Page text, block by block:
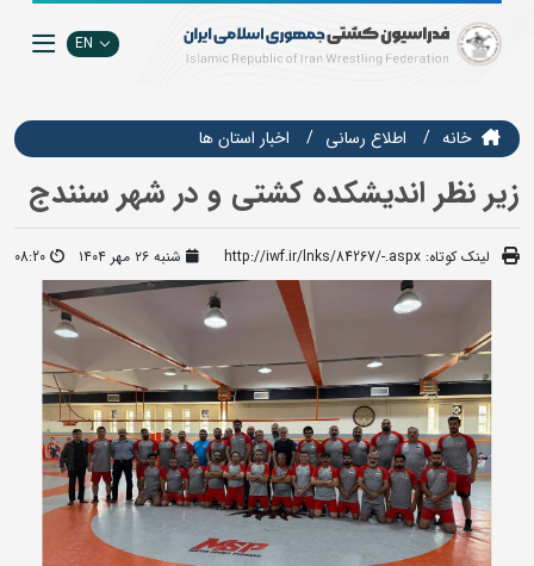
EN
خانه اطلاع رسانی اخبار استان ها
زیر نظر اندیشکده کشتی و در شهر سنندج
لینک کوتاه: http://iwf.ir/lnks/84267/-.aspx شنبه ۲۶ مهر ۱۴۰۴ 08:20